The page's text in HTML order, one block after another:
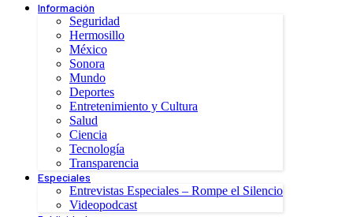
Información
Seguridad
Hermosillo
México
Sonora
Mundo
Deportes
Entretenimiento y Cultura
Salud
Ciencia
Tecnología
Transparencia
Especiales
Entrevistas Especiales – Rompe el Silencio
Videopodcast